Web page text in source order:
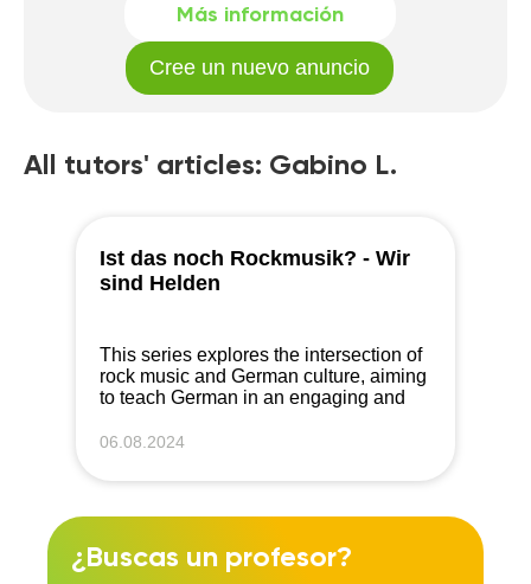
Más información
Cree un nuevo anuncio
All tutors' articles: Gabino L.
Ist das noch Rockmusik? - Wir
sind Helden
This series explores the intersection of
rock music and German culture, aiming
to teach German in an engaging and
06.08.2024
¿Buscas un profesor?